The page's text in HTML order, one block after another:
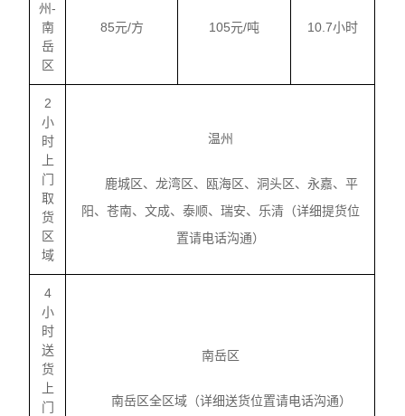
州-
南
岳
区
85元/方 105元/吨 10.7小时
2
小
时
上
门
取
货
区
域
温州
鹿城区、龙湾区、瓯海区、洞头区、永嘉、平
阳、苍南、文成、泰顺、瑞安、乐清（详细提货位
置请电话沟通）
4
小
时
送
货
上
门
南岳区
南岳区全区域（详细送货位置请电话沟通）